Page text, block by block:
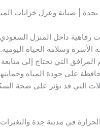
| صيانة وعزل خزانات
رفاهية داخل المنزل
وسلامة الحياة اليومية.
المرافق التي تحتاج إلى
على جودة المياه
التي قد تؤثر على صحة
في مدينة جدة والتغيرات